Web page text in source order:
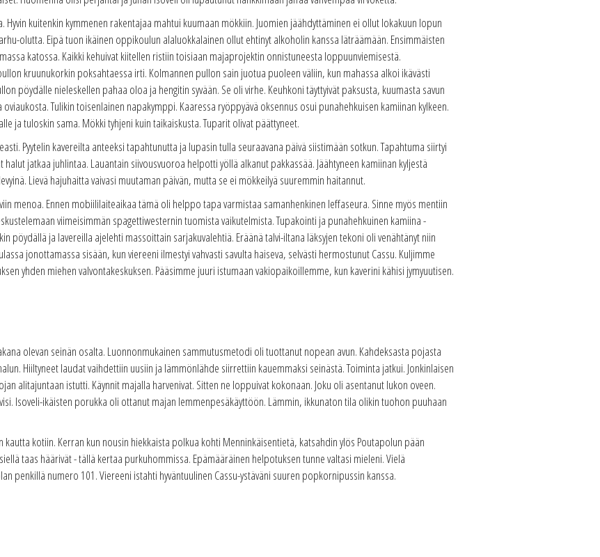
kuitenkin kymmenen rakentajaa mahtui kuumaan mökkiin. Juomien jäähdyttäminen ei ollut lokakuun lopun
olutta. Eipä tuon ikäinen oppikoulun alaluokkalainen ollut ehtinyt alkoholin kanssa läträämään. Ensimmäisten
katossa. Kaikki kehuivat kiitellen ristiin toisiaan majaprojektin onnistuneesta loppuunviemisestä.
kruunukorkin poksahtaessa irti. Kolmannen pullon sain juotua puoleen väliin, kun mahassa alkoi ikävästi
pöydälle nieleskellen pahaa oloa ja hengitin syvään. Se oli virhe. Keuhkoni täyttyivät paksusta, kuumasta savun
Tulikin toisenlainen napakymppi. Kaaressa ryöppyävä oksennus osui punahehkuisen kamiinan kylkeen.
ja tuloskin sama. Mökki tyhjeni kuin taikaiskusta. Tuparit olivat päättyneet.
Pyytelin kavereilta anteeksi tapahtunutta ja lupasin tulla seuraavana päivä siistimään sotkun. Tapahtuma siirtyi
jatkaa juhlintaa. Lauantain siivousvuoroa helpotti yöllä alkanut pakkassää. Jäähtyneen kamiinan kyljestä
Lievä hajuhaitta vaivasi muutaman päivän, mutta se ei mökkeilyä suuremmin haitannut.
menoa. Ennen mobiililaiteaikaa tämä oli helppo tapa varmistaa samanhenkinen leffaseura. Sinne myös mentiin
viimeisimmän spagettiwesternin tuomista vaikutelmista. Tupakointi ja punahehkuinen kamiina -
pöydällä ja lavereilla ajelehti massoittain sarjakuvalehtiä. Eräänä talvi-iltana läksyjen tekoni oli venähtänyt niin
jonottamassa sisään, kun viereeni ilmestyi vahvasti savulta haiseva, selvästi hermostunut Cassu. Kuljimme
yhden miehen valvontakeskuksen. Pääsimme juuri istumaan vakiopaikoillemme, kun kaverini kähisi jymyuutisen.
olevan seinän osalta. Luonnonmukainen sammutusmetodi oli tuottanut nopean avun. Kahdeksasta pojasta
Hiiltyneet laudat vaihdettiin uusiin ja lämmönlähde siirrettiin kauemmaksi seinästä. Toiminta jatkui. Jonkinlaisen
alitajuntaan istutti. Käynnit majalla harvenivat. Sitten ne loppuivat kokonaan. Joku oli asentanut lukon oveen.
Isoveli-ikäisten porukka oli ottanut majan lemmenpesäkäyttöön. Lämmin, ikkunaton tila olikin tuohon puuhaan
kautta kotiin. Kerran kun nousin hiekkaista polkua kohti Menninkäisentietä, katsahdin ylös Poutapolun pään
taas häärivät - tällä kertaa purkuhommissa. Epämääräinen helpotuksen tunne valtasi mieleni. Vielä
penkillä numero 101. Viereeni istahti hyväntuulinen Cassu-ystäväni suuren popkornipussin kanssa.